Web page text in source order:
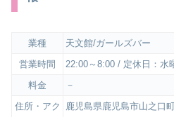
業種
天文館/ガールズバー
営業時間
22:00～8:00 / 定休日：水
料金
－
住所・アク
鹿児島県鹿児島市山之口